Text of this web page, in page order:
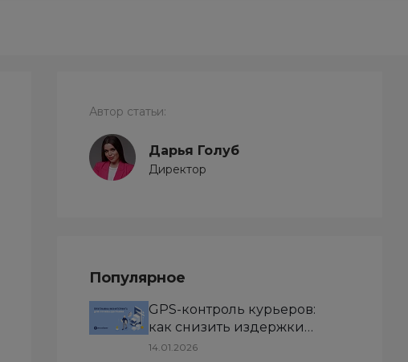
Автор статьи:
Дарья Голуб
Директор
Популярное
GPS-контроль курьеров:
как снизить издержки
службы доставки с
14.01.2026